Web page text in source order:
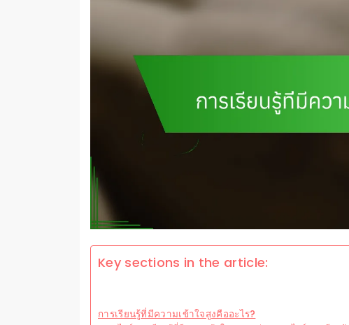
Key sections in the article:
การเรียนรู้ที่มีความเข้าใจสูงคืออะไร?